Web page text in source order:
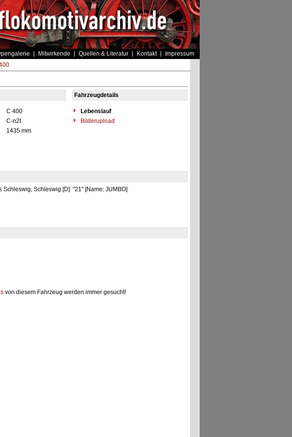
Mitwirkende Quellen & Literatur Kontakt Impressum
Fahrzeugdetails
C 400
Lebenslauf
C-n2t
Bilderupload
1435 mm
Schleswig [D] "21" [Name: JUMBO]
von diesem Fahrzeug werden immer gesucht!